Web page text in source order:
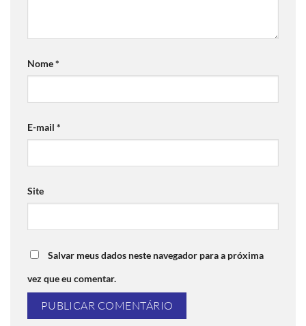
Nome*
E-mail *
Site
Salvar meus dados neste navegador para a próxima
vez que eu comentar.